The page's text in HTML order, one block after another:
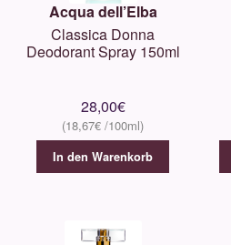
Acqua dell’Elba
Classica Donna
Deodorant Spray 150ml
28,00€
18,67€
In den Warenkorb